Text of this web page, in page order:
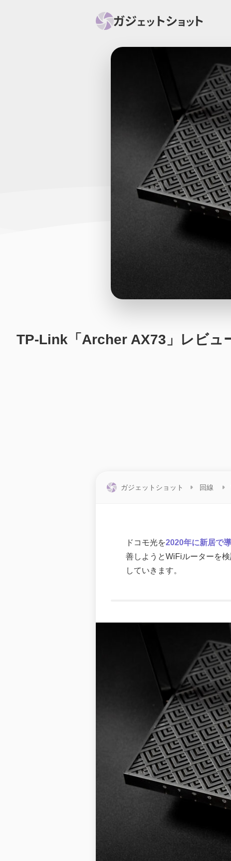
PC関連
スマートホーム アクシ
オーディオ 周辺機器
TP-Link「Archer AX73」レビュ
ガジェットショット 回線
ドコモ光を2020年に新居で
善しようとWiFiルーターを検
していきます。